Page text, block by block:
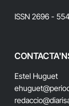
ISSN 2696 -
Estel Huguet
ehuguet